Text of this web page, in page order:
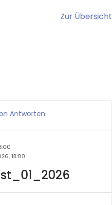
Zur Übersicht
Antworten
18:00